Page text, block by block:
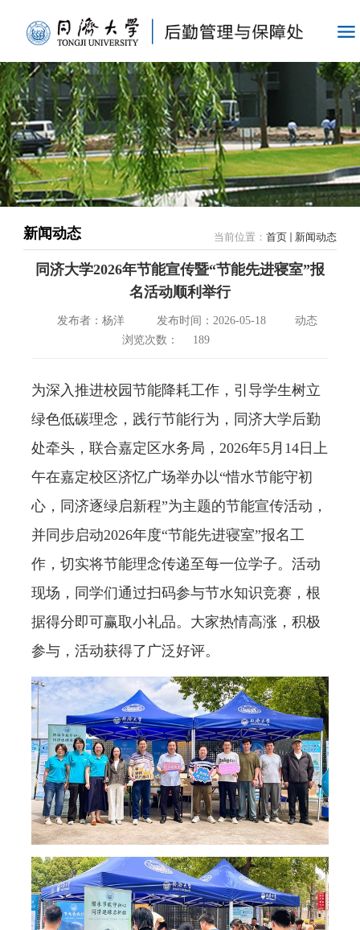
当前位置： 首页 新闻动态
新闻动态
同济大学2026年节能宣传暨“节能先进寝室”报
名活动顺利举行
发布者：杨洋 发布时间：2026-05-18
动态
浏览次数：
189
为深入推进校园节能降耗工作，引导学生树立
绿色低碳理念，践行节能行为，同济大学后勤
处牵头，联合嘉定区水务局， 2026年5月 14 日上
午在嘉定校区济忆广场举办以“惜水节能守初
心，同济逐绿启新程”为主题的节能宣传活动，
并同步启动2026年度“节能先进寝室”报名工
作，切实将节能理念传递至每一位学子。活动
现场，同学们通过扫码参与节水知识竞赛，根
据得分即可赢取小礼品。大家热情高涨，积极
参与，活动获得了广泛好评。